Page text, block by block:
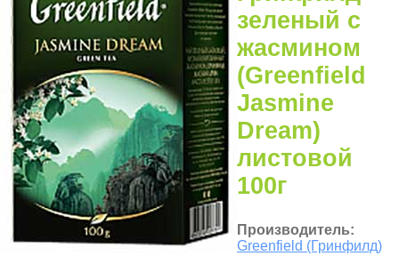
зеленый с
жасмином
(Greenfield
Jasmine
Dream)
листовой
100г
Производитель:
Greenfield (Гринфилд)